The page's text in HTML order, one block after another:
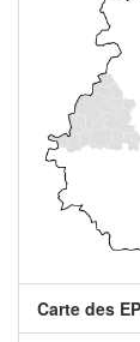
Carte des